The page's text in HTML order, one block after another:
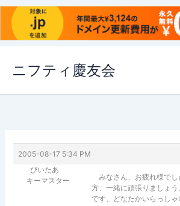
ス
ニフティ慶友会
2005-08-17 5:34 PM
ぴいたあ
キーマスター
みなさん、お疲れ様でし
方、一緒に頑張りましょ
です、どなたかいらっしゃ